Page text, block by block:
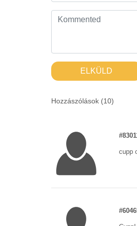
ELKÜLD
Hozzászólások (10)
cupp